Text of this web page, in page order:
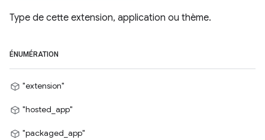
Type de cette extension, application ou thème.
ÉNUMÉRATION
"extension"
"hosted_app"
"packaged_app"